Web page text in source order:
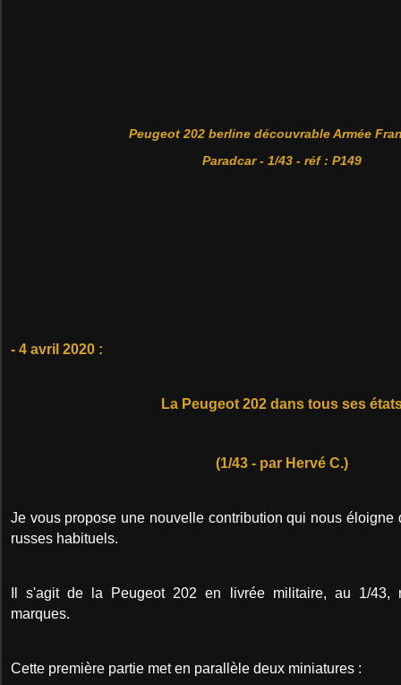
Peugeot 202 berline découvrable Armée
Paradcar - 1/43 - réf : P149
- 4 avril 2020 :
La Peugeot 202 dans tous ses
(1/43 - par Hervé C.)
Je vous propose une nouvelle contribution qui nous éloigne
russes habituels.
Il s'agit de la Peugeot 202 en livrée militaire, au 1/43,
marques.
Cette première partie met en parallèle deux miniatures :